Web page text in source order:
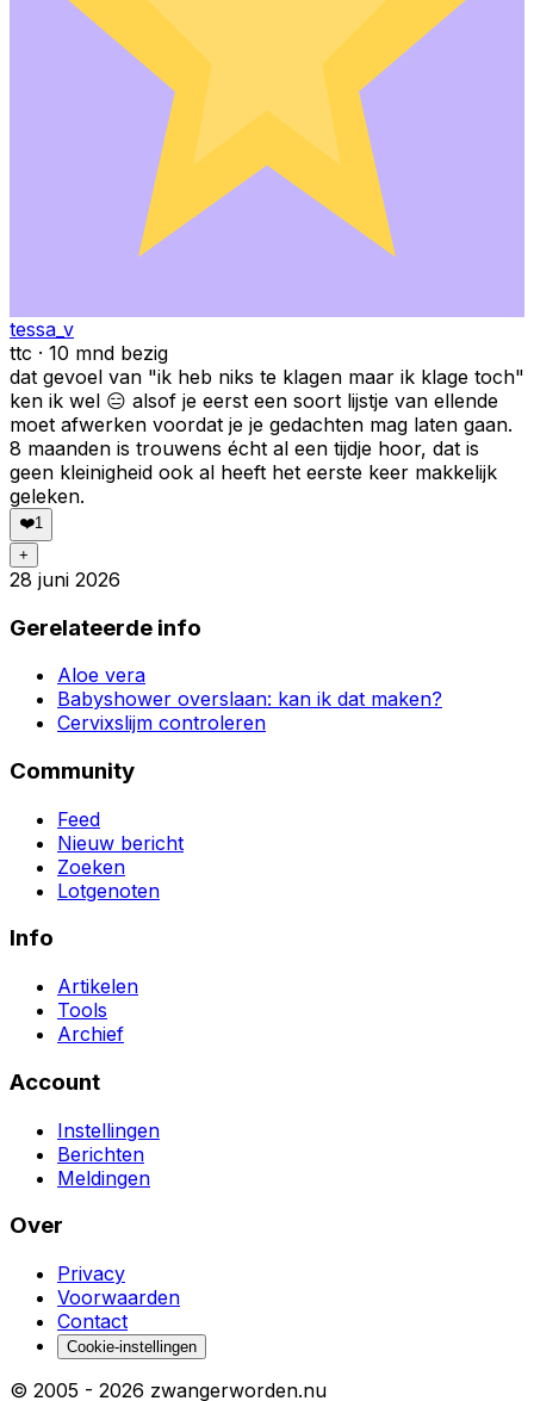
tessa_v
ttc · 10 mnd bezig
dat gevoel van "ik heb niks te klagen maar ik klage toch"
ken ik wel 😑 alsof je eerst een soort lijstje van ellende
moet afwerken voordat je je gedachten mag laten gaan.
8 maanden is trouwens écht al een tijdje hoor, dat is
geen kleinigheid ook al heeft het eerste keer makkelijk
geleken.
❤️1
+
28 juni 2026
Gerelateerde info
Aloe vera
Babyshower overslaan: kan ik dat maken?
Cervixslijm controleren
Community
Feed
Nieuw bericht
Zoeken
Lotgenoten
Info
Artikelen
Tools
Archief
Account
Instellingen
Berichten
Meldingen
Over
Privacy
Voorwaarden
Contact
Cookie-instellingen
© 2005 - 2026 zwangerworden.nu